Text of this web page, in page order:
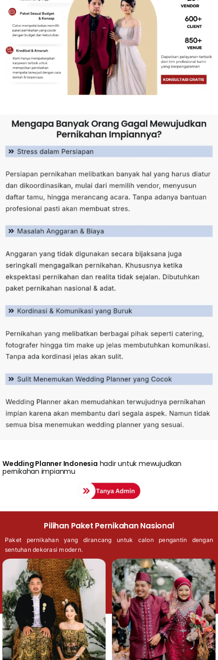
Wedding Planner Indonesia hadir untuk mewujudkan
pernikahan impianmu
Pilihan Paket Pernikahan Nasional
Paket pernikahan yang dirancang untuk calon pengantin dengan
sentuhan dekorasi modern.